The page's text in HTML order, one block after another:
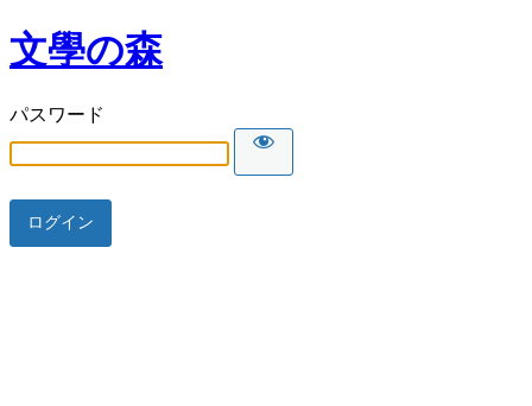
文學の森
パスワード